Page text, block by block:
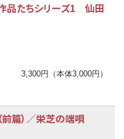
品たちシリーズ1 仙田
3,300円（本体3,000円）
篇）／栄芝の端唄